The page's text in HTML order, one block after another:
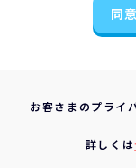
不動産物件の調査
お申込の受付と
サービス内容の
3. 個人情報の
同
お客さまのプライ
詳しくは